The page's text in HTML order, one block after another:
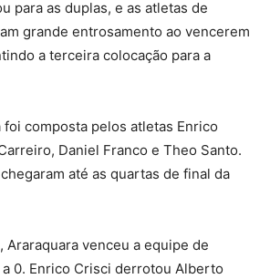
para as duplas, e as atletas de
grande entrosamento ao vencerem
a terceira colocação para a
composta pelos atletas Enrico
Daniel Franco e Theo Santo.
até as quartas de final da
Araraquara venceu a equipe de
0. Enrico Crisci derrotou Alberto